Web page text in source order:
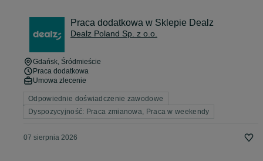
Praca dodatkowa w Sklepie Dealz
Dealz Poland Sp. z o.o.
Gdańsk, Śródmieście
Praca dodatkowa
Umowa zlecenie
Odpowiednie doświadczenie zawodowe
Dyspozycyjność: Praca zmianowa, Praca w weekendy
07 sierpnia 2026